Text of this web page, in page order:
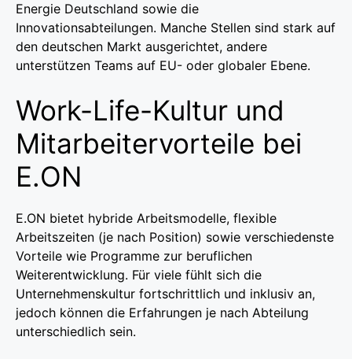
Energie Deutschland sowie die
Innovationsabteilungen. Manche Stellen sind stark auf
den deutschen Markt ausgerichtet, andere
unterstützen Teams auf EU- oder globaler Ebene.
Work-Life-Kultur und
Mitarbeiter­vorteile bei
E.ON
E.ON bietet hybride Arbeitsmodelle, flexible
Arbeitszeiten (je nach Position) sowie verschiedenste
Vorteile wie Programme zur beruflichen
Weiterentwicklung. Für viele fühlt sich die
Unternehmenskultur fortschrittlich und inklusiv an,
jedoch können die Erfahrungen je nach Abteilung
unterschiedlich sein.